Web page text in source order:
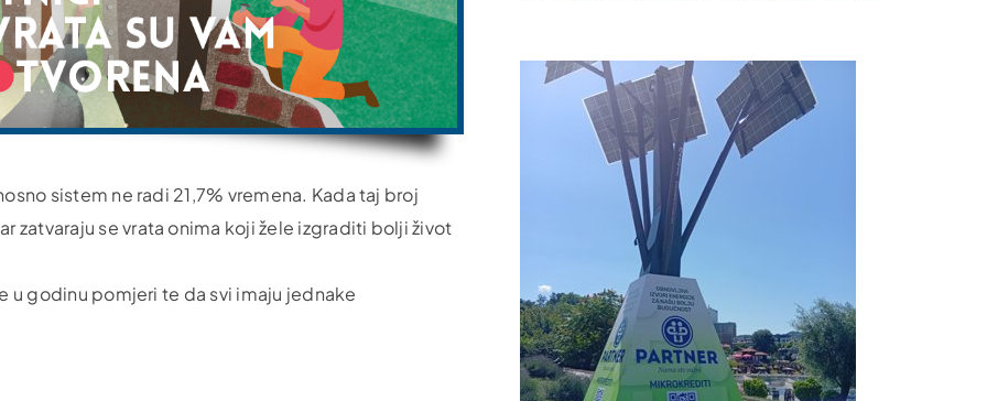
sistem ne radi 21,7% vremena. Kada taj broj
zatvaraju se vrata onima koji žele izgraditi bolji život
u godinu pomjeri te da svi imaju jednake